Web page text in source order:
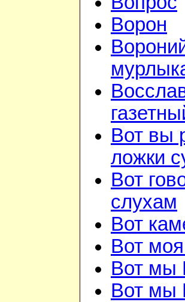
Ворон
Вот вы
ложки
Вот
слухам
Вот
Вот
Вот мы
Вот мы